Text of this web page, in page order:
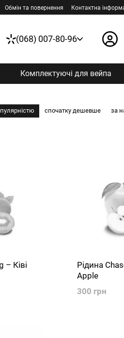
Обмін та повернення Контактна
(068) 007-80-96
Комплектуючі для вейпа
спочатку дешевше за
– Ківі
Рідина
Apple
300 грн